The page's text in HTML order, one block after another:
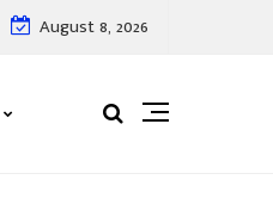
August 8, 2026